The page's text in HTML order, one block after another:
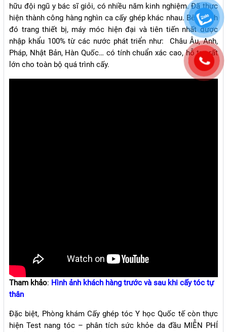
hữu đội ngũ y bác sĩ giỏi, có nhiều năm kinh nghiệm. Đã thực
hiện thành công hàng nghìn ca cấy ghép khác nhau. Bên cạnh
đó trang thiết bị, máy móc hiện đại và tiên tiến nhất được
nhập khẩu 100% từ các nước phát triển như: Châu Âu, Anh,
Pháp, Nhật Bản, Hàn Quốc… có tính chuẩn xác cao, hỗ trợ rất
lớn cho toàn bộ quá trình cấy.
Tham khảo: Hình ảnh khách hàng trước và sau khi cấy tóc tự
thân
Đặc biệt, Phòng khám Cấy ghép tóc Y học Quốc tế còn thực
hiện Test nang tóc – phân tích sức khỏe da đầu MIỄN PHÍ